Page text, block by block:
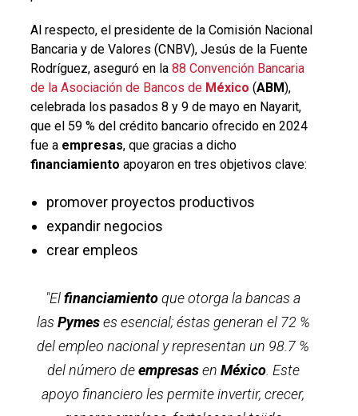
Al respecto, el presidente de la Comisión Nacional
Bancaria y de Valores (CNBV), Jesús de la Fuente
Rodríguez, aseguró en la 88 Convención Bancaria
de la Asociación de Bancos de México (ABM),
celebrada los pasados 8 y 9 de mayo en Nayarit,
que el 59 % del crédito bancario ofrecido en 2024
fue a empresas, que gracias a dicho
financiamiento apoyaron en tres objetivos clave:
promover proyectos productivos
expandir negocios
crear empleos
"Elfinanciamientoque otorga la bancas a
las Pymeses esencial; éstas generan el 72 %
del empleo nacional y representan un 98.7 %
del número deempresasen México. Este
apoyo financiero les permite invertir, crecer,